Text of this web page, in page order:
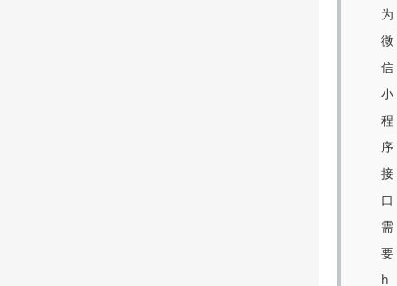
为
微
信
小
程
序
接
口
需
要
h